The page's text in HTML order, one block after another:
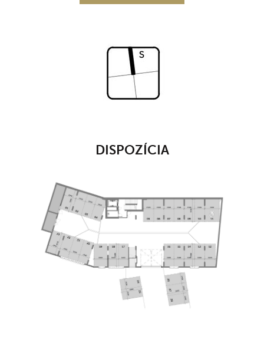
DISPOZÍCIA